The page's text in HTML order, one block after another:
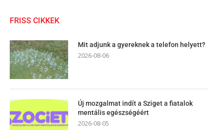
FRISS CIKKEK
Mit adjunk a gyereknek a telefon helyett?
2026-08-06
Új mozgalmat indít a Sziget a fiatalok
mentális egészségéért
2026-08-05